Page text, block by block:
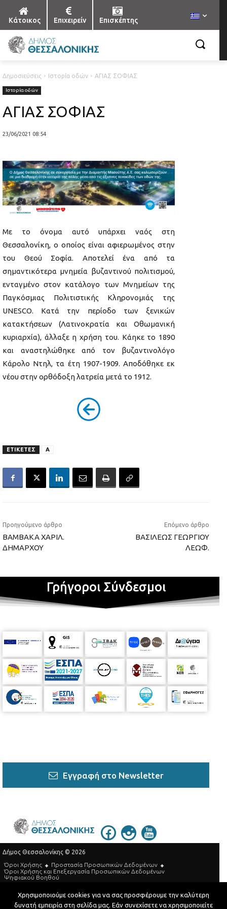
Κάτοικος Επιχειρείν Επισκέπτης
Δημοσιεύσεις Ιστορία οδών ΑΓΙΑΣ ΣΟΦΙΑΣ
Ιστορία οδών
ΑΓΙΑΣ ΣΟΦΙΑΣ
23/06/2021 08:54
Με το όνομα αυτό υπάρχει ναός στη
Θεσσαλονίκη, ο οποίος είναι αφιερωμένος στην
του Θεού Σοφία. Αποτελεί ένα από τα
σημαντικότερα μνημεία βυζαντινού πολιτισμού,
ενταγμένο στον κατάλογο των Μνημείων της
Παγκόσμιας Πολιτιστικής Κληρονομιάς της
UNESCO. Κατά την περίοδο των ξενικών
κατακτήσεων (Λατινοκρατία και Οθωμανική
κυριαρχία), άλλαξε η χρήση του. Κάηκε το 1890
και αναστηλώθηκε από τον βυζαντινολόγο
Κάρολο Ντηλ, τα έτη 1907-1909. Αποδόθηκε εκ
νέου στην ορθόδοξη λατρεία μετά το 1912.
ΕΤΙΚΕΤΕΣ Α
Προηγούμενο άρθρο
ΒΑΜΒΑΚΑ ΧΑΡΙΛ.
ΔΗΜΑΡΧΟΥ
Επόμενο άρθρο
ΒΑΣΙΛΕΩΣ ΓΕΩΡΓΙΟΥ
ΛΕΩΦ.
Γρήγοροι Σύνδεσμοι
Εγγραφή στο Newsletter
Δήμος Θεσσαλονίκης © 2026
Όροι Χρήσης
Προστασία Προσωπικών Δεδομένων
Όροι Xρήσης και Eπεξεργασία Προσωπικών Δεδομένων
Ψηφιακού Βοηθού
Τηλεφωνικός Κατάλογος
Χρησιμοποιούμε cookies για να σας προσφέρουμε την καλύτερη
δυνατή εμπειρία στη σελίδα μας. Εάν συνεχίσετε να χρησιμοποιείτε